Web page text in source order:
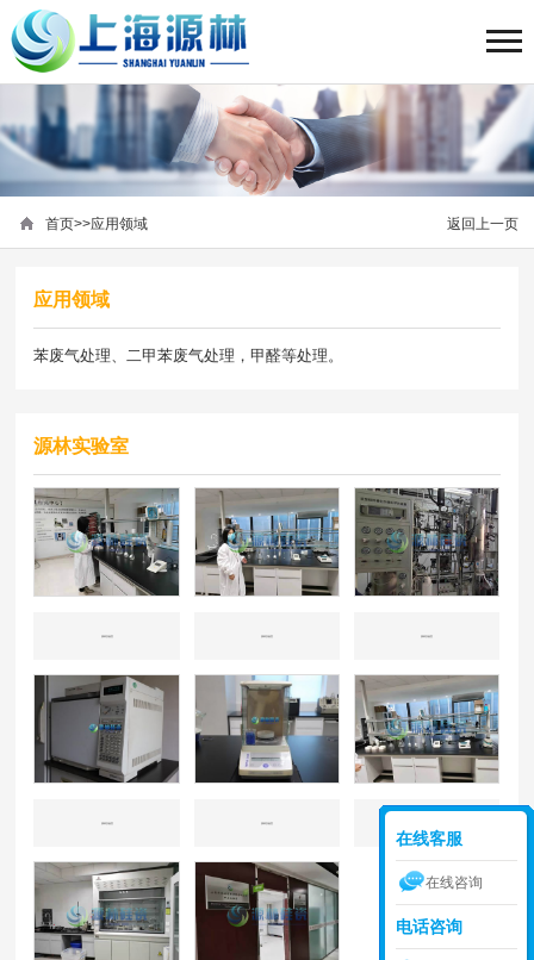
返回上一页
首页>>应用领域
应用领域
苯废气处理、二甲苯废气处理，甲醛等处理。
源林实验室
在线客服
在线咨询
电话咨询